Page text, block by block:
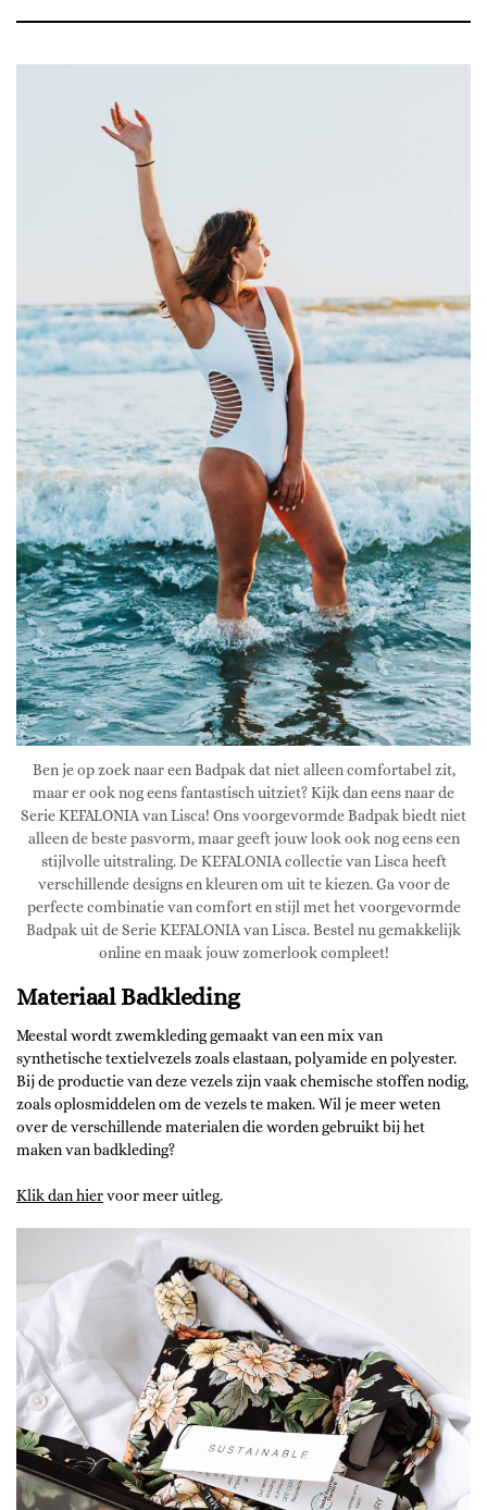
Ben je op zoek naar een Badpak dat niet alleen comfortabel zit,
maar er ook nog eens fantastisch uitziet? Kijk dan eens naar de
Serie KEFALONIA van Lisca! Ons voorgevormde Badpak biedt niet
alleen de beste pasvorm, maar geeft jouw look ook nog eens een
stijlvolle uitstraling. De KEFALONIA collectie van Lisca heeft
verschillende designs en kleuren om uit te kiezen. Ga voor de
perfecte combinatie van comfort en stijl met het voorgevormde
Badpak uit de Serie KEFALONIA van Lisca. Bestel nu gemakkelijk
online en maak jouw zomerlook compleet!
Materiaal Badkleding
Meestal wordt zwemkleding gemaakt van een mix van
synthetische textielvezels zoals elastaan, polyamide en polyester.
Bij de productie van deze vezels zijn vaak chemische stoffen nodig,
zoals oplosmiddelen om de vezels te maken. Wil je meer weten
over de verschillende materialen die worden gebruikt bij het
maken van badkleding?
Klik dan hiervoor meer uitleg.